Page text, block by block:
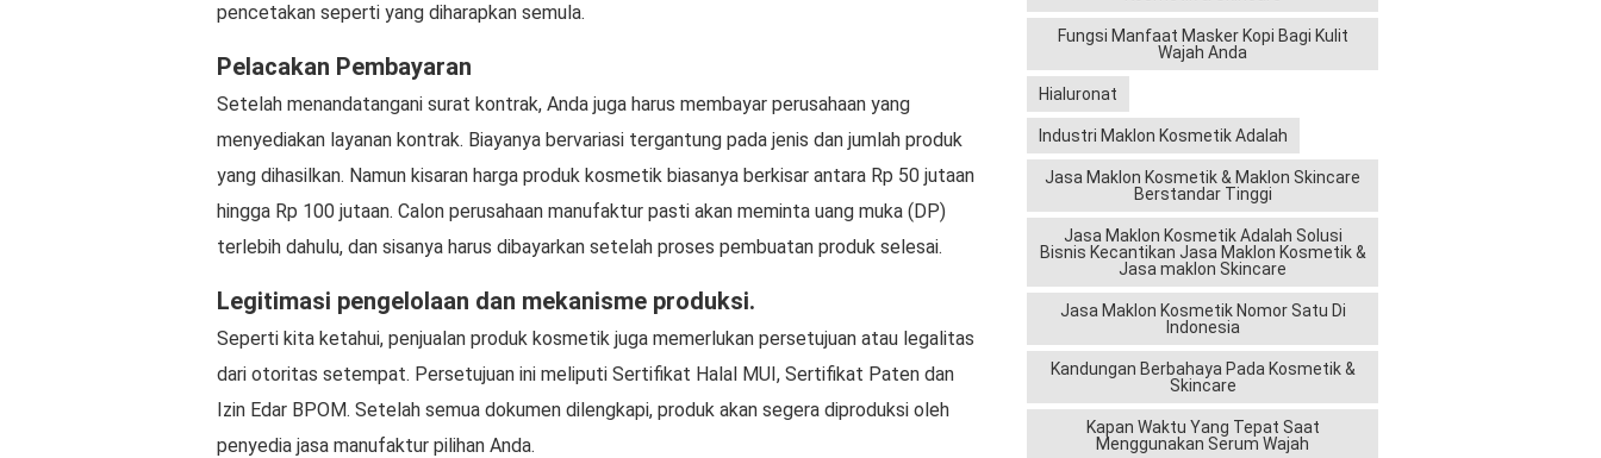
pencetakan seperti yang diharapkan semula.
Pelacakan Pembayaran
Setelah menandatangani surat kontrak, Anda juga harus membayar perusahaan yang
menyediakan layanan kontrak. Biayanya bervariasi tergantung pada jenis dan jumlah produk
yang dihasilkan. Namun kisaran harga produk kosmetik biasanya berkisar antara Rp 50 jutaan
hingga Rp 100 jutaan. Calon perusahaan manufaktur pasti akan meminta uang muka (DP)
terlebih dahulu, dan sisanya harus dibayarkan setelah proses pembuatan produk selesai.
Legitimasi pengelolaan dan mekanisme produksi.
Seperti kita ketahui, penjualan produk kosmetik juga memerlukan persetujuan atau legalitas
dari otoritas setempat. Persetujuan ini meliputi Sertifikat Halal MUI, Sertifikat Paten dan
Izin Edar BPOM. Setelah semua dokumen dilengkapi, produk akan segera diproduksi oleh
penyedia jasa manufaktur pilihan Anda.
Fungsi Manfaat Masker Kopi Bagi Kulit
Wajah Anda
Hialuronat
Industri Maklon Kosmetik Adalah
Jasa Maklon Kosmetik & Maklon Skincare
Berstandar Tinggi
Jasa Maklon Kosmetik Adalah Solusi
Bisnis Kecantikan Jasa Maklon Kosmetik &
Jasa maklon Skincare
Jasa Maklon Kosmetik Nomor Satu Di
Indonesia
Kandungan Berbahaya Pada Kosmetik &
Skincare
Kapan Waktu Yang Tepat Saat
Menggunakan Serum Wajah